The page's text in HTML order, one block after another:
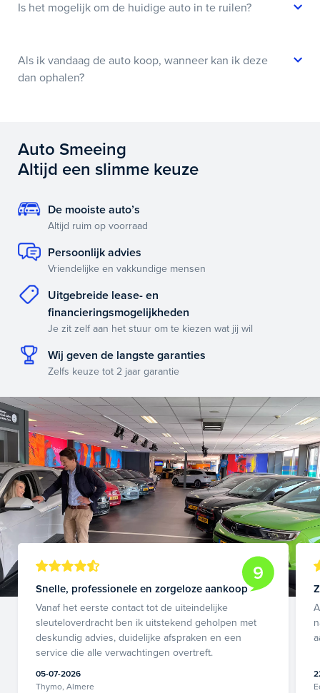
Is het mogelijk om de huidige auto in te ruilen?
Als ik vandaag de auto koop, wanneer kan ik deze
dan ophalen?
Auto Smeeing
Altijd een slimme keuze
De mooiste auto’s
Altijd ruim op voorraad
Persoonlijk advies
Vriendelijke en vakkundige mensen
Uitgebreide lease- en
financieringsmogelijkheden
Je zit zelf aan het stuur om te kiezen wat jij wil
Wij geven de langste garanties
Zelfs keuze tot 2 jaar garantie
9
Snelle, professionele en zorgeloze aankoop
Vanaf het eerste contact tot de uiteindelijke
sleuteloverdracht ben ik uitstekend geholpen met
deskundig advies, duidelijke afspraken en een
service die alle verwachtingen overtreft.
05-07-2026
Thymo, Almere